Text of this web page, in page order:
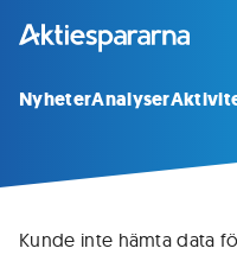
NyheterAnalyser
Kunde inte hämta data